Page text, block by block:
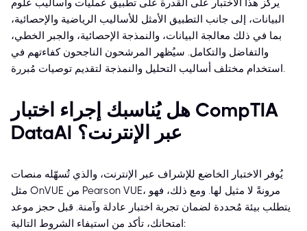
يركز هذا الاختبار على القدرة على تطبيق عمليات وأساليب علوم
البيانات، إلى جانب التطبيق الأمثل للأساليب الرياضية والإحصائية،
بما في ذلك معالجة البيانات، والنمذجة الإحصائية، والجبر الخطي،
والتفاضل والتكامل. سيُظهر المرشحون الناجحون كفاءتهم في
استخدام مختلف أساليب التحليل والنمذجة لتقديم توصيات مُبررة.
هل يُناسبك إجراء اختبار CompTIA
DataAI عبر الإنترنت؟
يُوفر الاختبار الخاضع للإشراف عبر الإنترنت، والذي تُسهّله منصات
مثل OnVUE من Pearson VUE، مرونةً لا مثيل لها. ومع ذلك، فهو
يتطلب بيئة مُحددة لضمان تجربة اختبار عادلة وآمنة. قبل حجز موعد
امتحانك، تأكد من استيفاء الشروط التالية: